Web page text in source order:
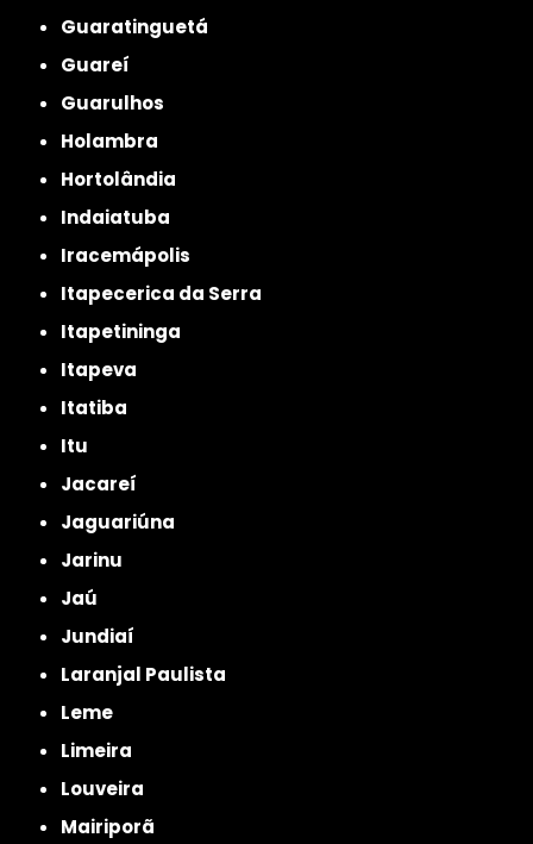
Guaratinguetá
Guareí
Guarulhos
Holambra
Hortolândia
Indaiatuba
Iracemápolis
Itapecerica da Serra
Itapetininga
Itapeva
Itatiba
Itu
Jacareí
Jaguariúna
Jarinu
Jaú
Jundiaí
Laranjal Paulista
Leme
Limeira
Louveira
Mairiporã